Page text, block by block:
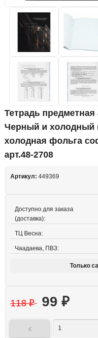
Тетрадь
Черный и холодный
холодная фольга
арт.48-2708
Артикул: 449369
Доступно для заказа
(доставка):
ТЦ Весна:
Чаадаева, ПВЗ:
Только
118₽ 99 ₽
